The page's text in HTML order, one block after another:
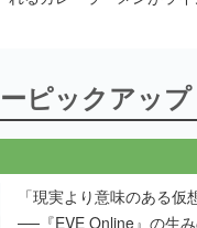
ピックアップ
「現実より意味のある仮
──『EVE Online』の生